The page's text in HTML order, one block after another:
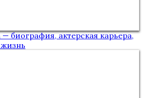
биография, актерская карьера,